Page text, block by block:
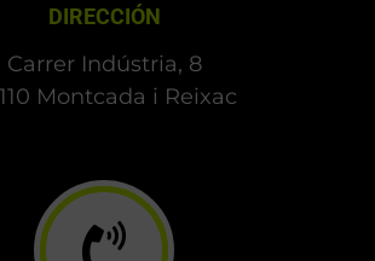
Carrer Indústria, 8
Montcada i Reixac